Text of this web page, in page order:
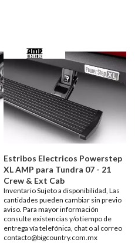
Estribos Electricos Powerstep
XL AMP para Tundra 07 - 21
Crew & Ext Cab
Inventario Sujeto a disponibilidad, Las
cantidades pueden cambiar sin previo
aviso. Para mayor información
consulte existencias y/o tiempo de
entrega vía telefónica, chat o al correo
contacto@bigcountry.com.mx